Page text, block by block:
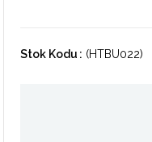
(HTBU022)
Stok Kodu